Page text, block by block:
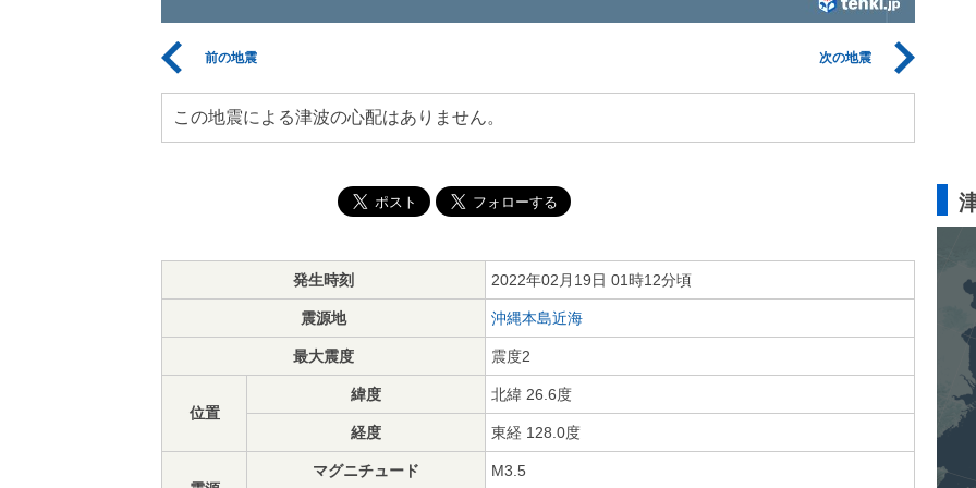
前の地震 次の地震
この地震による津波の心配はありません。
発生時刻 2022年02月19日 01時12分頃
震源地 沖縄本島近海
最大震度 震度2
位置
緯度 北緯 26.6度
経度 東経 128.0度
マグニチュード M3.5